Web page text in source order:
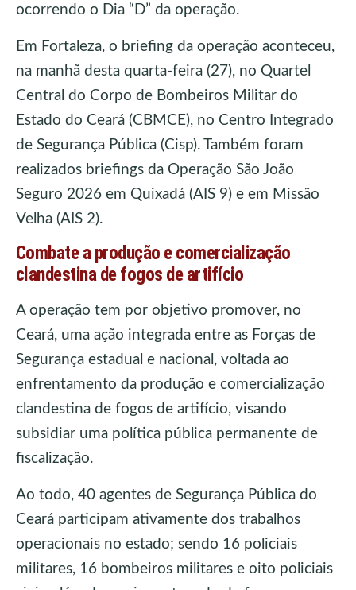
ocorrendo o Dia “D” da operação.
Em Fortaleza, o briefing da operação aconteceu,
na manhã desta quarta-feira (27), no Quartel
Central do Corpo de Bombeiros Militar do
Estado do Ceará (CBMCE), no Centro Integrado
de Segurança Pública (Cisp). Também foram
realizados briefings da Operação São João
Seguro 2026 em Quixadá (AIS 9) e em Missão
Velha (AIS 2).
Combate a produção e comercialização
clandestina de fogos de artifício
A operação tem por objetivo promover, no
Ceará, uma ação integrada entre as Forças de
Segurança estadual e nacional, voltada ao
enfrentamento da produção e comercialização
clandestina de fogos de artifício, visando
subsidiar uma política pública permanente de
fiscalização.
Ao todo, 40 agentes de Segurança Pública do
Ceará participam ativamente dos trabalhos
operacionais no estado; sendo 16 policiais
militares, 16 bombeiros militares e oito policiais